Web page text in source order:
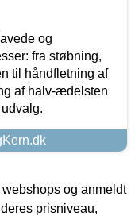
og
fra støbning,
til håndfletning af
af halv-ædelsten
og anmeldt
prisniveau,